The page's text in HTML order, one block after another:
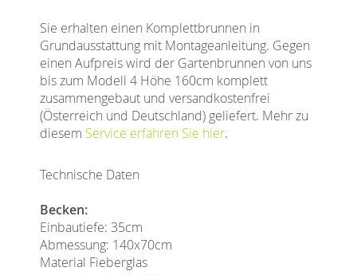
Sie erhalten einen Komplettbrunnen in
Grundausstattung mit Montageanleitung. Gegen
einen Aufpreis wird der Gartenbrunnen von uns
bis zum Modell 4 Höhe 160cm komplett
zusammengebaut und versandkostenfrei
(Österreich und Deutschland) geliefert. Mehr zu
diesem Service erfahren Sie hier.
Technische Daten
Becken:
Einbautiefe: 35cm
Abmessung: 140x70cm
Material Fieberglas